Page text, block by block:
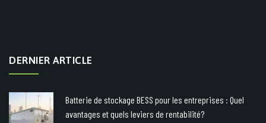
DERNIER ARTICLE
Batterie de stockage BESS pour les entreprises : Quel
avantages et quels leviers de rentabilité?